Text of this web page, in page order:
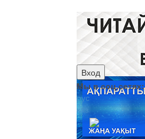
Вход
Мы в соц.сетях:
рус
каз